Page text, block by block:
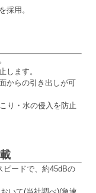
採用。
します。
からの引き出しが可
り・水の侵入を防止
ードで、約45dBの